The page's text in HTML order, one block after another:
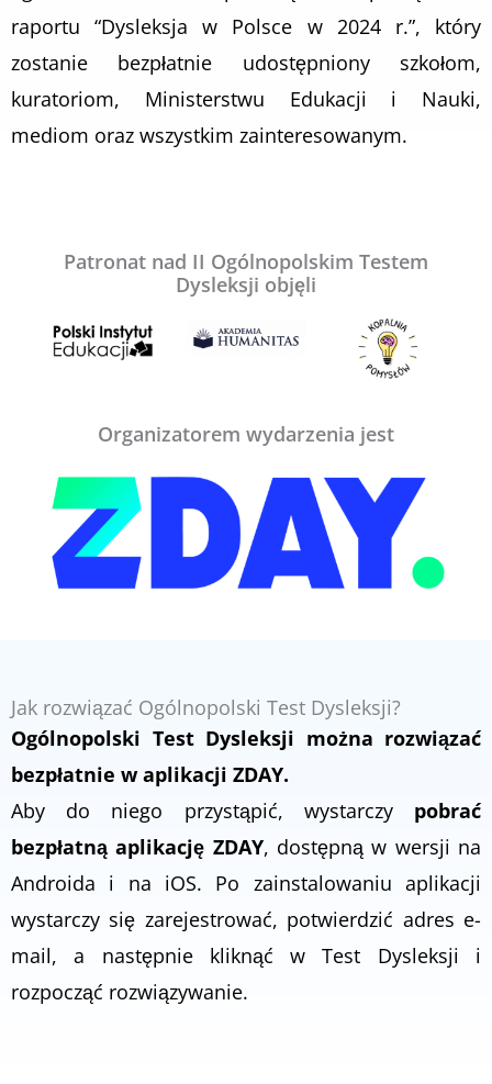
raportu “Dysleksja w Polsce w 2024 r.”, który
zostanie bezpłatnie udostępniony szkołom,
kuratoriom, Ministerstwu Edukacji i Nauki,
mediom oraz wszystkim zainteresowanym.
Patronat nad II Ogólnopolskim Testem
Dysleksji objęli
Organizatorem wydarzenia jest
Jak rozwiązać Ogólnopolski Test Dysleksji?
Ogólnopolski Test Dysleksji można rozwiązać
bezpłatnie w aplikacji ZDAY.
Aby do niego przystąpić, wystarczy pobrać
bezpłatną aplikację ZDAY, dostępną w wersji na
Androida i na iOS. Po zainstalowaniu aplikacji
wystarczy się zarejestrować, potwierdzić adres e-
mail, a następnie kliknąć w Test Dysleksji i
rozpocząć rozwiązywanie.